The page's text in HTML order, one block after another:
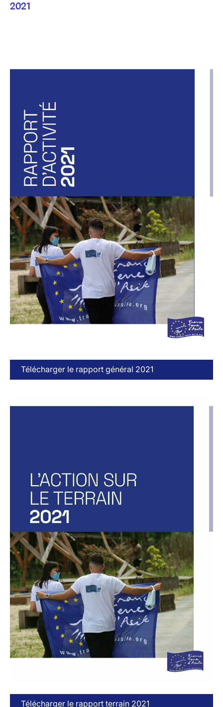
2021
Télécharger le rapport général 2021
Télécharger le rapport terrain 2021